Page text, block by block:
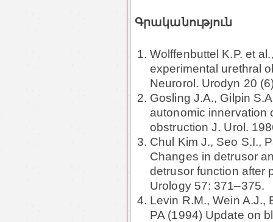
Գրականություն
Wolffenbuttel K.P. et
experimental urethral
Neurorol. Urodyn 20
Gosling J.A., Gilpin
autonomic innervation
obstruction J. Urol.
Chul Kim J., Seo S.I.,
Changes in detrusor
detrusor function after
Urology 57: 371–375.
Levin R.M., Wein A.J.,
PA (1994) Update on